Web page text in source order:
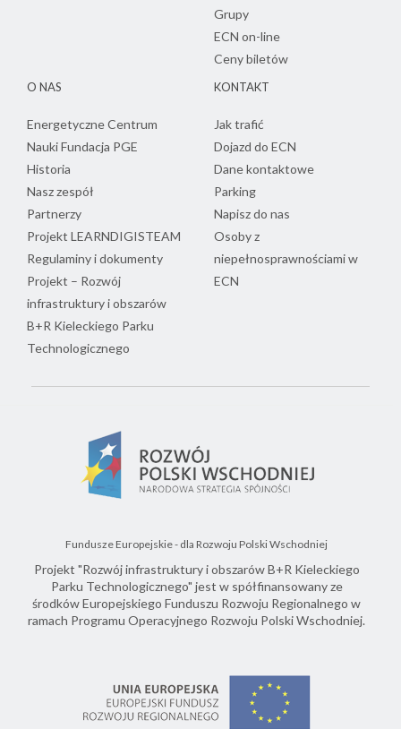
Grupy
ECN on-line
Ceny biletów
O NAS
Energetyczne Centrum
Nauki Fundacja PGE
Historia
Nasz zespół
Partnerzy
Projekt LEARNDIGISTEAM
Regulaminy i dokumenty
Projekt – Rozwój
infrastruktury i obszarów
B+R Kieleckiego Parku
Technologicznego
KONTAKT
Jak trafić
Dojazd do ECN
Dane kontaktowe
Parking
Napisz do nas
Osoby z
niepełnosprawnościami w
ECN
Fundusze Europejskie - dla Rozwoju Polski Wschodniej
Projekt "Rozwój infrastruktury i obszarów B+R Kieleckiego
Parku Technologicznego" jest w spółfinansowany ze
środków Europejskiego Funduszu Rozwoju Regionalnego w
ramach Programu Operacyjnego Rozwoju Polski Wschodniej.